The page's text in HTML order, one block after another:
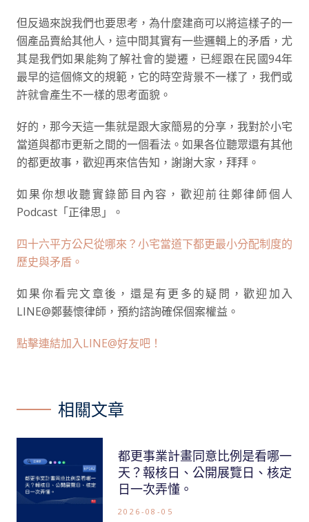
但反過來說我們也要思考，為什麼建商可以將這樣子的一
個產品賣給其他人，這中間其實有一些邏輯上的矛盾，尤
其是我們如果能夠了解社會的變遷，已經跟在民國94年
最早的這個條文的規範，它的時空背景不一樣了，我們或
許就會產生不一樣的思考面貌。
好的，那今天這一集就是跟大家簡易的分享，我對於小宅
當道與都市更新之間的一個看法。如果各位聽眾還有其他
的都更故事，歡迎再來信告知，謝謝大家，拜拜。
如果你想收聽實錄節目內容，歡迎前往鄭律師個人
Podcast「正律思」。
四十六平方公尺從哪來？小宅當道下都更最小分配制度的
歷史與矛盾。
如果你看完文章後，還是有更多的疑問，歡迎加入
LINE@鄭藝懷律師，預約諮詢確保個案權益。
點擊連結加入LINE@好友吧！
相關文章
都更事業計畫同意比例是看哪一
天？報核日、公開展覽日、核定
日一次弄懂。
2026-08-05